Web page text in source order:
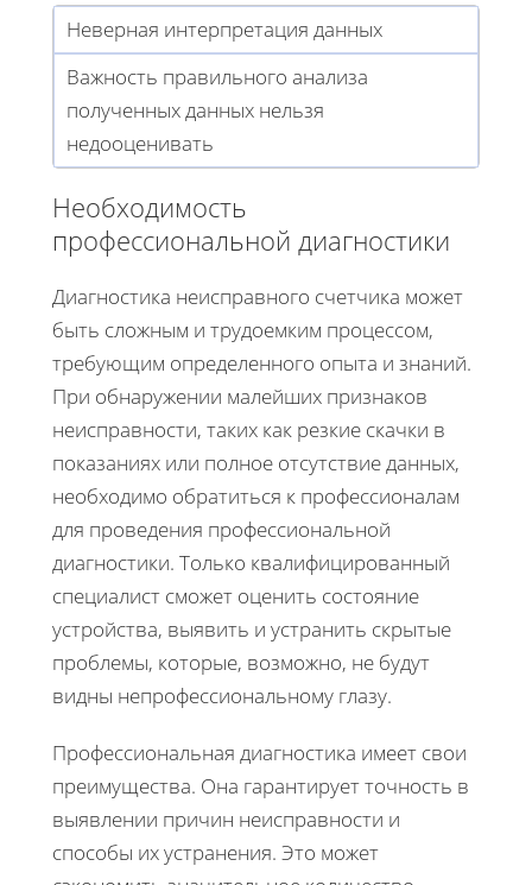
Неверная интерпретация данных
Важность правильного анализа
полученных данных нельзя
недооценивать
Необходимость
профессиональной диагностики
Диагностика неисправного счетчика может
быть сложным и трудоемким процессом,
требующим определенного опыта и знаний.
При обнаружении малейших признаков
неисправности, таких как резкие скачки в
показаниях или полное отсутствие данных,
необходимо обратиться к профессионалам
для проведения профессиональной
диагностики. Только квалифицированный
специалист сможет оценить состояние
устройства, выявить и устранить скрытые
проблемы, которые, возможно, не будут
видны непрофессиональному глазу.
Профессиональная диагностика имеет свои
преимущества. Она гарантирует точность в
выявлении причин неисправности и
способы их устранения. Это может